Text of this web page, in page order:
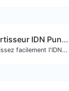
Convertisseur IDN Punnycode
Convertissez facilement l'IDN en Punnycode et inversement.